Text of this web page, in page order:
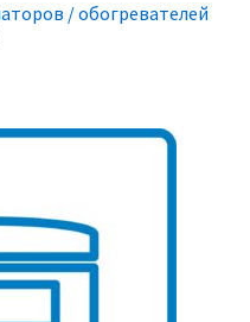
/ обогревателей